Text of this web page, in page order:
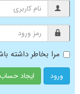
مرا بخاطر داشته
ورود ایجاد